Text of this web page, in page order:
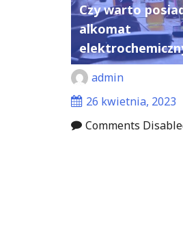
Czy warto
alkomat
admin
26 kwietnia, 2023
Comments